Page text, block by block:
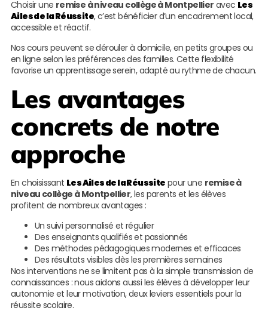
Choisir une remise à niveau collège à Montpellier avec Les
Ailes de la Réussite, c’est bénéficier d’un encadrement local,
accessible et réactif.
Nos cours peuvent se dérouler à domicile, en petits groupes ou
en ligne selon les préférences des familles. Cette flexibilité
favorise un apprentissage serein, adapté au rythme de chacun.
Les avantages
concrets de notre
approche
En choisissant Les Ailes de la Réussite pour une remise à
niveau collège à Montpellier, les parents et les élèves
profitent de nombreux avantages :
Un suivi personnalisé et régulier
Des enseignants qualifiés et passionnés
Des méthodes pédagogiques modernes et efficaces
Des résultats visibles dès les premières semaines
Nos interventions ne se limitent pas à la simple transmission de
connaissances : nous aidons aussi les élèves à développer leur
autonomie et leur motivation, deux leviers essentiels pour la
réussite scolaire.